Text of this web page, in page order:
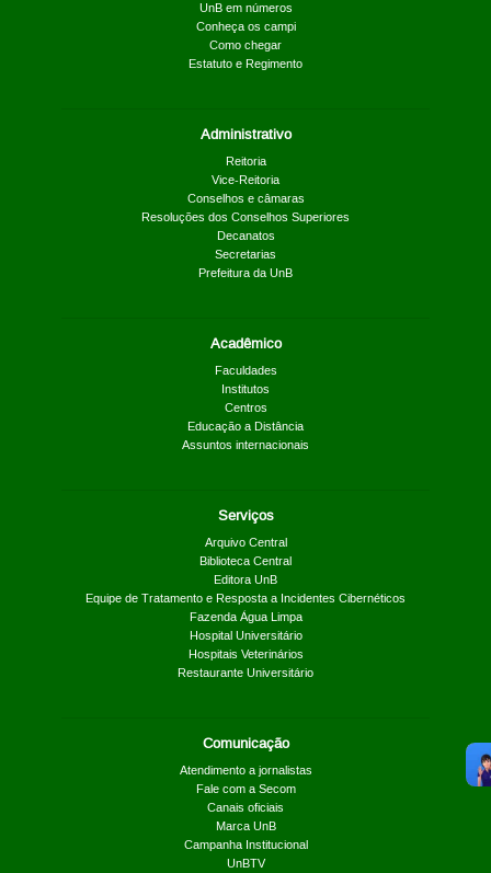
UnB em números
Conheça os campi
Como chegar
Estatuto e Regimento
Administrativo
Reitoria
Vice-Reitoria
Conselhos e câmaras
Resoluções dos Conselhos Superiores
Decanatos
Secretarias
Prefeitura da UnB
Acadêmico
Faculdades
Institutos
Centros
Educação a Distância
Assuntos internacionais
Serviços
Arquivo Central
Biblioteca Central
Editora UnB
Equipe de Tratamento e Resposta a Incidentes Cibernéticos
Fazenda Água Limpa
Hospital Universitário
Hospitais Veterinários
Restaurante Universitário
Comunicação
Atendimento a jornalistas
Fale com a Secom
Canais oficiais
Marca UnB
Campanha Institucional
UnBTV